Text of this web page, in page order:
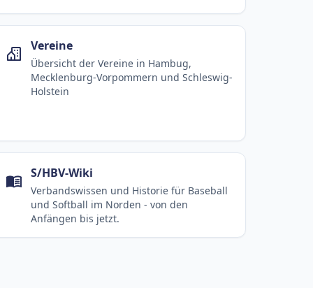
Vereine
Übersicht der Vereine in Hambug,
Mecklenburg-Vorpommern und Schleswig-
Holstein
S/HBV-Wiki
Verbandswissen und Historie für Baseball
und Softball im Norden - von den
Anfängen bis jetzt.